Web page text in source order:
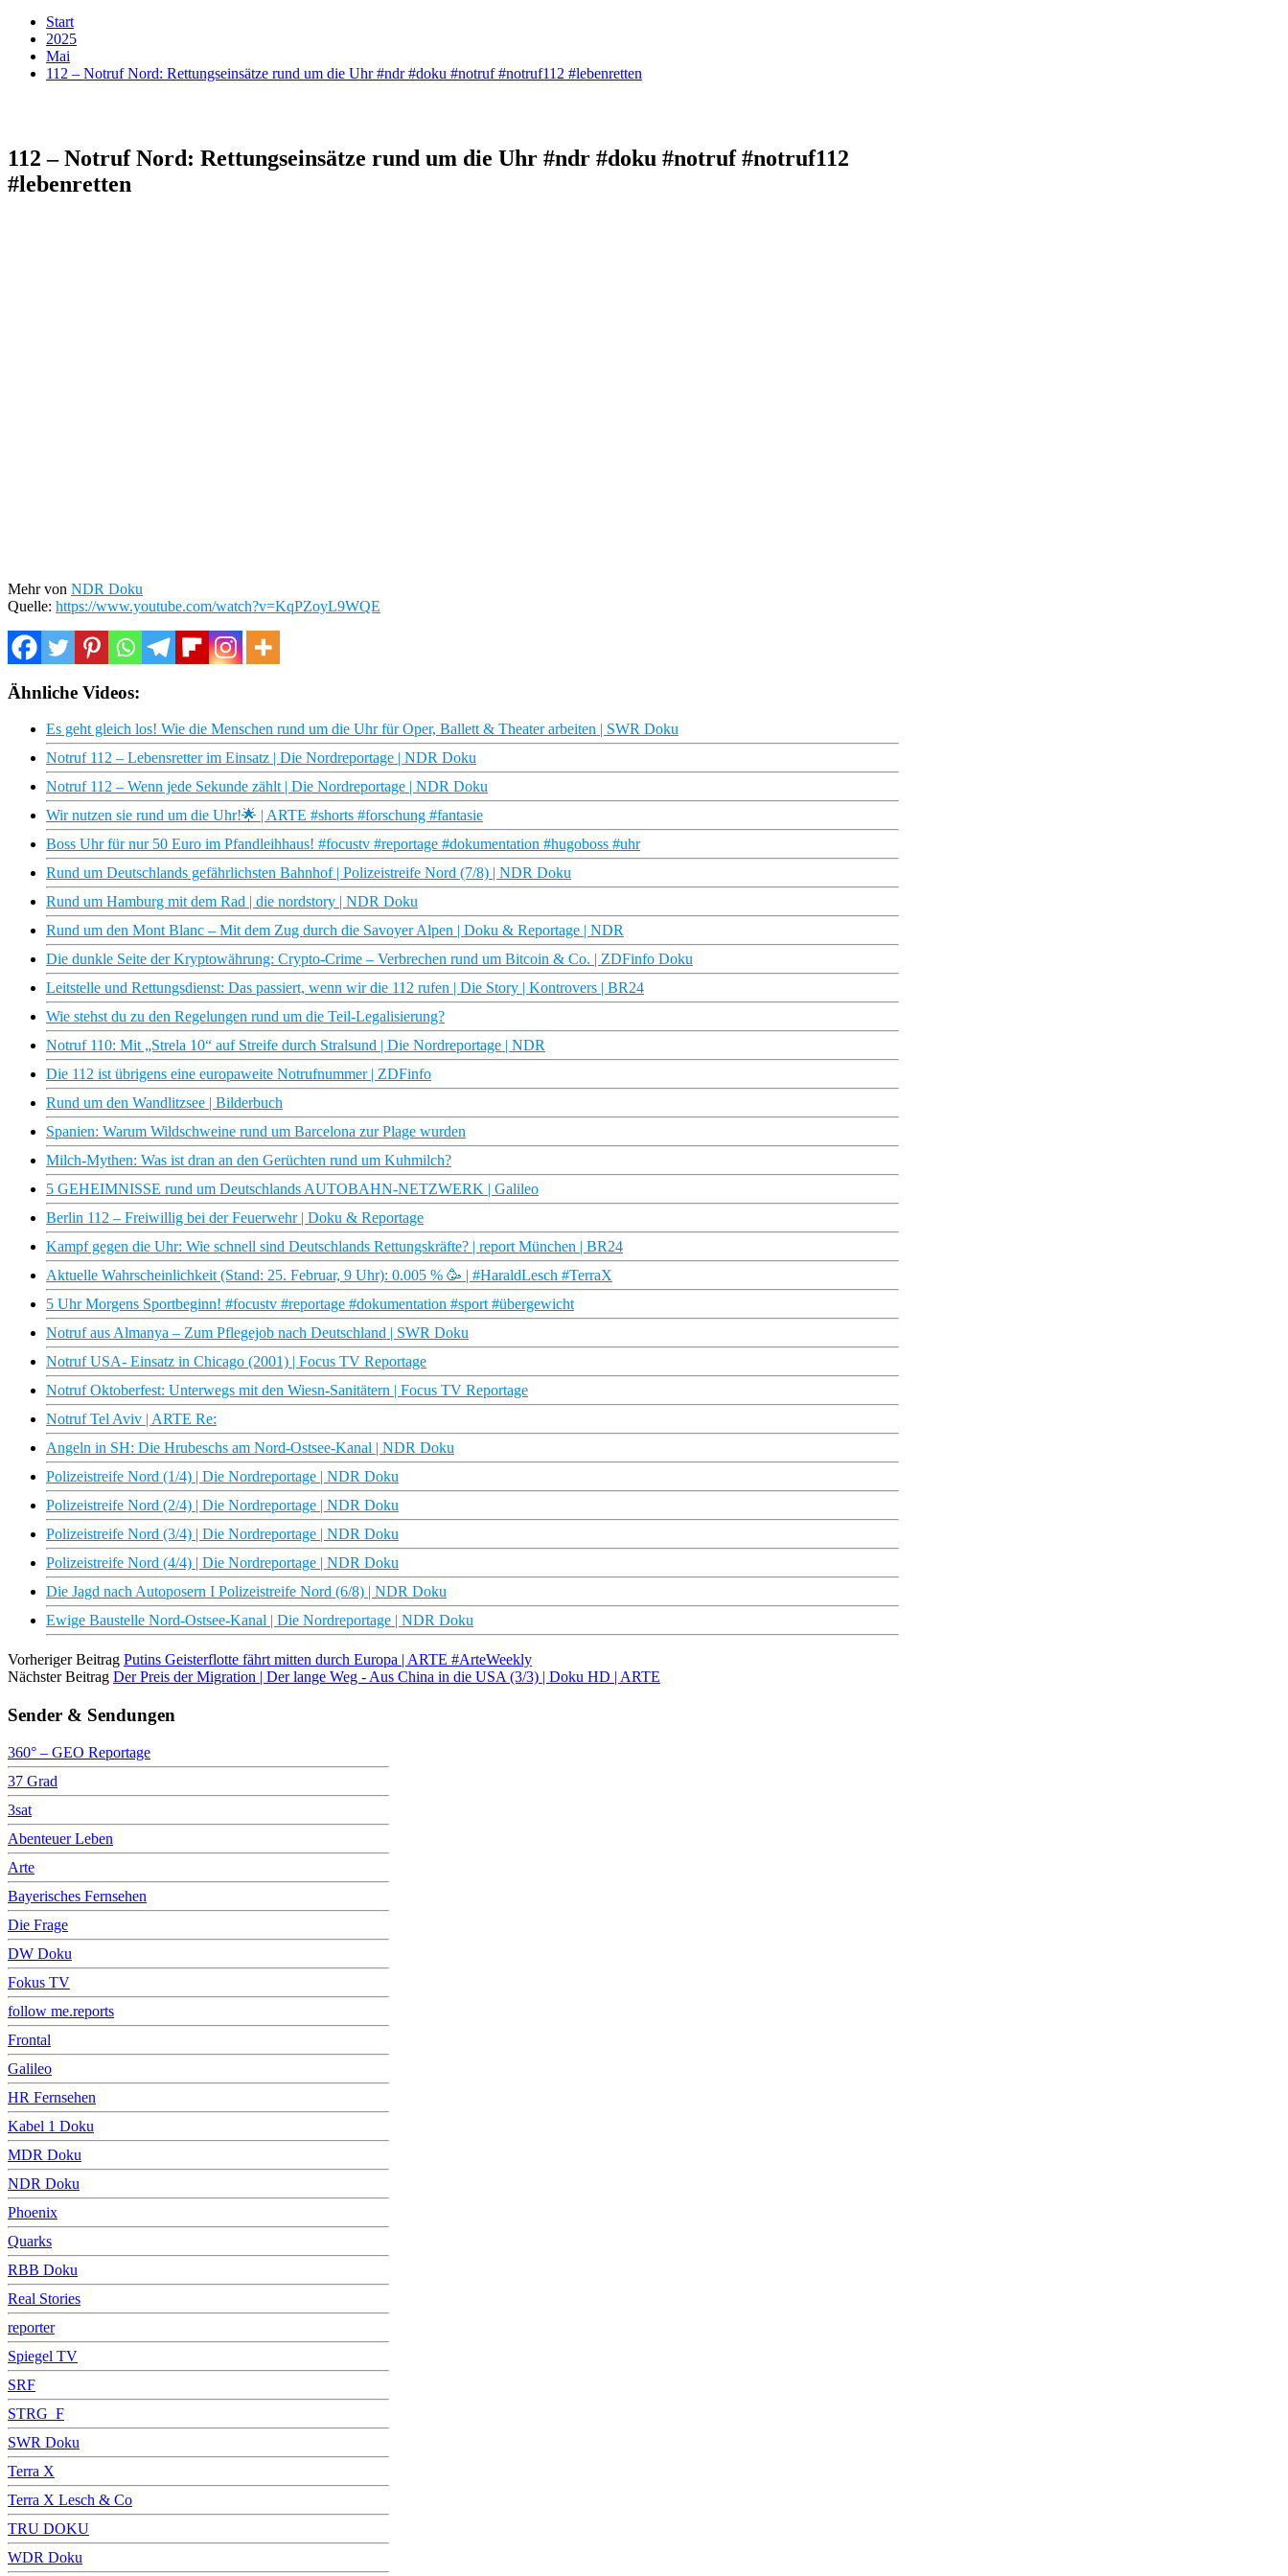
Start
2025
Mai
112 – Notruf Nord: Rettungseinsätze rund um die Uhr #ndr #doku #notruf #notruf112 #lebenretten
112 – Notruf Nord: Rettungseinsätze rund um die Uhr #ndr #doku #notruf #notruf112
#lebenretten
Mehr von NDR Doku
Quelle: https://www.youtube.com/watch?v=KqPZoyL9WQE
Ähnliche Videos:
Es geht gleich los! Wie die Menschen rund um die Uhr für Oper, Ballett & Theater arbeiten | SWR Doku
Notruf 112 – Lebensretter im Einsatz | Die Nordreportage | NDR Doku
Notruf 112 – Wenn jede Sekunde zählt | Die Nordreportage | NDR Doku
Wir nutzen sie rund um die Uhr!🌟 | ARTE #shorts #forschung #fantasie
Boss Uhr für nur 50 Euro im Pfandleihhaus! #focustv #reportage #dokumentation #hugoboss #uhr
Rund um Deutschlands gefährlichsten Bahnhof | Polizeistreife Nord (7/8) | NDR Doku
Rund um Hamburg mit dem Rad | die nordstory | NDR Doku
Rund um den Mont Blanc – Mit dem Zug durch die Savoyer Alpen | Doku & Reportage | NDR
Die dunkle Seite der Kryptowährung: Crypto-Crime – Verbrechen rund um Bitcoin & Co. | ZDFinfo Doku
Leitstelle und Rettungsdienst: Das passiert, wenn wir die 112 rufen | Die Story | Kontrovers | BR24
Wie stehst du zu den Regelungen rund um die Teil-Legalisierung?
Notruf 110: Mit „Strela 10“ auf Streife durch Stralsund | Die Nordreportage | NDR
Die 112 ist übrigens eine europaweite Notrufnummer | ZDFinfo
Rund um den Wandlitzsee | Bilderbuch
Spanien: Warum Wildschweine rund um Barcelona zur Plage wurden
Milch-Mythen: Was ist dran an den Gerüchten rund um Kuhmilch?
5 GEHEIMNISSE rund um Deutschlands AUTOBAHN-NETZWERK | Galileo
Berlin 112 – Freiwillig bei der Feuerwehr | Doku & Reportage
Kampf gegen die Uhr: Wie schnell sind Deutschlands Rettungskräfte? | report München | BR24
Aktuelle Wahrscheinlichkeit (Stand: 25. Februar, 9 Uhr): 0.005 % 🥳 | #HaraldLesch #TerraX
5 Uhr Morgens Sportbeginn! #focustv #reportage #dokumentation #sport #übergewicht
Notruf aus Almanya – Zum Pflegejob nach Deutschland | SWR Doku
Notruf USA- Einsatz in Chicago (2001) | Focus TV Reportage
Notruf Oktoberfest: Unterwegs mit den Wiesn-Sanitätern | Focus TV Reportage
Notruf Tel Aviv | ARTE Re:
Angeln in SH: Die Hrubeschs am Nord-Ostsee-Kanal | NDR Doku
Polizeistreife Nord (1/4) | Die Nordreportage | NDR Doku
Polizeistreife Nord (2/4) | Die Nordreportage | NDR Doku
Polizeistreife Nord (3/4) | Die Nordreportage | NDR Doku
Polizeistreife Nord (4/4) | Die Nordreportage | NDR Doku
Die Jagd nach Autoposern I Polizeistreife Nord (6/8) | NDR Doku
Ewige Baustelle Nord-Ostsee-Kanal | Die Nordreportage | NDR Doku
Vorheriger Beitrag Putins Geisterflotte fährt mitten durch Europa | ARTE #ArteWeekly
Nächster Beitrag Der Preis der Migration | Der lange Weg - Aus China in die USA (3/3) | Doku HD | ARTE
Sender & Sendungen
360° – GEO Reportage
37 Grad
3sat
Abenteuer Leben
Arte
Bayerisches Fernsehen
Die Frage
DW Doku
Fokus TV
follow me.reports
Frontal
Galileo
HR Fernsehen
Kabel 1 Doku
MDR Doku
NDR Doku
Phoenix
Quarks
RBB Doku
Real Stories
reporter
Spiegel TV
SRF
STRG_F
SWR Doku
Terra X
Terra X Lesch & Co
TRU DOKU
WDR Doku